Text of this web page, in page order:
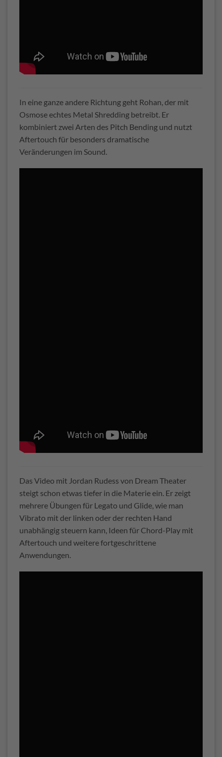
In eine ganze andere Richtung geht Rohan, der mit
Osmose echtes Metal Shredding betreibt. Er
kombiniert zwei Arten des Pitch Bending und nutzt
Aftertouch für besonders dramatische
Veränderungen im Sound.
Das Video mit Jordan Rudess von Dream Theater
steigt schon etwas tiefer in die Materie ein. Er zeigt
mehrere Übungen für Legato und Glide, wie man
Vibrato mit der linken oder der rechten Hand
unabhängig steuern kann, Ideen für Chord-Play mit
Aftertouch und weitere fortgeschrittene
Anwendungen.